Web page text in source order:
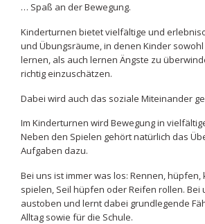
… Spaß an der Bewegung.
Kinderturnen bietet vielfältige und
und Übungsräume, in denen Kinder
lernen, als auch lernen Ängste zu
richtig einzuschätzen.
Dabei wird auch das soziale Miteinander
Im Kinderturnen wird Bewegung in
Neben den Spielen gehört natürlich das
Aufgaben dazu.
Bei uns ist immer was los: Rennen, hüpfen,
spielen, Seil hüpfen oder Reifen rollen. Bei
austoben und lernt dabei grundlegende
Alltag sowie für die Schule.